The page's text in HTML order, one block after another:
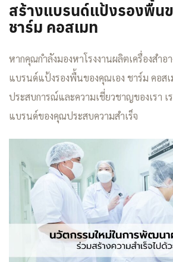
สร้างแบรนด์แป้งรองพื้น
ชาร์ม คอสเมท
หากคุณกำลังมองหาโรงงานผลิตเครื่องสำอ
แบรนด์แป้งรองพื้นของคุณเอง ชาร์ม คอส
ประสบการณ์และความเชี่ยวชาญของเรา
แบรนด์ของคุณประสบความสำเร็จ